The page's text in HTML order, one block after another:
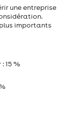
une entreprise
plus importants
15 %